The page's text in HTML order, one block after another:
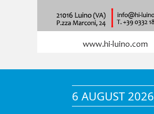
6 AUGUST 2026